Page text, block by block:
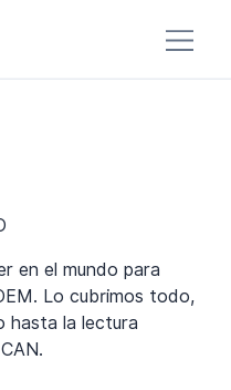
en el mundo para
Lo cubrimos todo,
hasta la lectura